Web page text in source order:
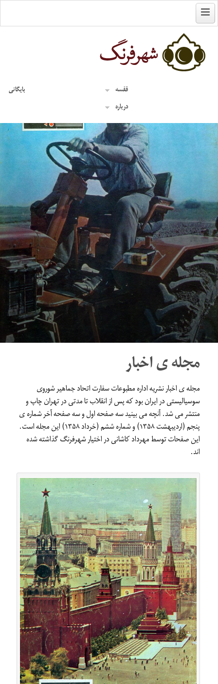
قفسه
بایگانی
درباره
مجله ی اخبار
مجله ی اخبار نشریه اداره مطبوعات سفارت اتحاد جماهیر شوروی
سوسیالیستی در ایران بود که پس از انقلاب تا مدتی در تهران چاپ و
منتشر می شد. آنچه می بینید سه صفحه اول و سه صفحه آخر شماره ی
پنجم (اردیبهشت ۱۳۵۸) و شماره ششم (خرداد ۱۳۵۸) این مجله است.
این صفحات توسط مهرداد کاشانی در اختیار شهرفرنگ گذاشته شده
اند.